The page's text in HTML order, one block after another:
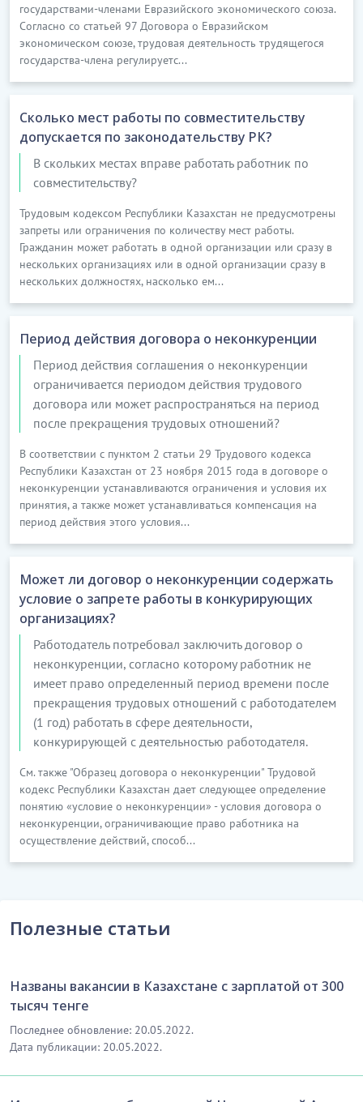
государствами-членами Евразийского экономического союза.
Согласно со статьей 97 Договора о Евразийском
экономическом союзе, трудовая деятельность трудящегося
государства-члена регулируетс...
Сколько мест работы по совместительству
допускается по законодательству РК?
В скольких местах вправе работать работник по
совместительству?
Трудовым кодексом Республики Казахстан не предусмотрены
запреты или ограничения по количеству мест работы.
Гражданин может работать в одной организации или сразу в
нескольких организациях или в одной организации сразу в
нескольких должностях, насколько ем...
Период действия договора о неконкуренции
Период действия соглашения о неконкуренции
ограничивается периодом действия трудового
договора или может распространяться на период
после прекращения трудовых отношений?
В соответствии с пунктом 2 статьи 29 Трудового кодекса
Республики Казахстан от 23 ноября 2015 года в договоре о
неконкуренции устанавливаются ограничения и условия их
принятия, а также может устанавливаться компенсация на
период действия этого условия...
Может ли договор о неконкуренции содержать
условие о запрете работы в конкурирующих
организациях?
Работодатель потребовал заключить договор о
неконкуренции, согласно которому работник не
имеет право определенный период времени после
прекращения трудовых отношений с работодателем
(1 год) работать в сфере деятельности,
конкурирующей с деятельностью работодателя.
См. также "Образец договора о неконкуренции" Трудовой
кодекс Республики Казахстан дает следующее определение
понятию «условие о неконкуренции» - условия договора о
неконкуренции, ограничивающие право работника на
осуществление действий, способ...
Полезные статьи
Названы вакансии в Казахстане с зарплатой от 300
тысяч тенге
Последнее обновление: 20.05.2022.
Дата публикации: 20.05.2022.